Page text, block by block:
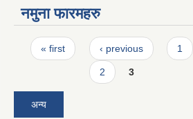
नमुना फारमहरु
Pages
« first ‹ previous 1
2 3
अन्य